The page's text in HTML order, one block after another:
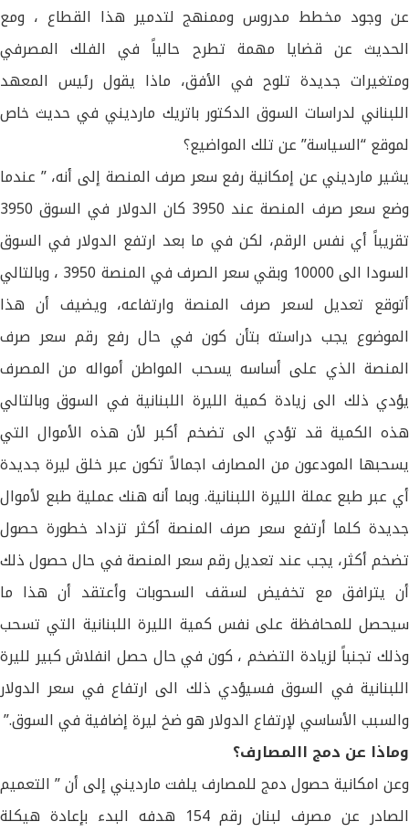
عن وجود مخطط مدروس وممنهج لتدمير هذا القطاع ، ومع
الحديث عن قضايا مهمة تطرح حالياً في الفلك المصرفي
ومتغيرات جديدة تلوح في الأفق، ماذا يقول رئيس المعهد
اللبناني لدراسات السوق الدكتور باتريك مارديني في حديث خاص
لموقع “السياسة” عن تلك المواضيع؟
يشير مارديني عن إمكانية رفع سعر صرف المنصة إلى أنه، ” عندما
وضع سعر صرف المنصة عند 3950 كان الدولار في السوق 3950
تقريباً أي نفس الرقم، لكن في ما بعد ارتفع الدولار في السوق
السودا الى 10000 وبقي سعر الصرف في المنصة 3950 ، وبالتالي
أتوقع تعديل لسعر صرف المنصة وارتفاعه، ويضيف أن هذا
الموضوع يجب دراسته بتأن كون في حال رفع رقم سعر صرف
المنصة الذي على أساسه يسحب المواطن أمواله من المصرف
يؤدي ذلك الى زيادة كمية الليرة اللبنانية في السوق وبالتالي
هذه الكمية قد تؤدي الى تضخم أكبر لأن هذه الأموال التي
يسحبها المودعون من المصارف اجمالاً تكون عبر خلق ليرة جديدة
أي عبر طبع عملة الليرة اللبنانية. وبما أنه هنك عملية طبع لأموال
جديدة كلما أرتفع سعر صرف المنصة أكثر تزداد خطورة حصول
تضخم أكثر، يجب عند تعديل رقم سعر المنصة في حال حصول ذلك
أن يترافق مع تخفيض لسقف السحوبات وأعتقد أن هذا ما
سيحصل للمحافظة على نفس كمية الليرة اللبنانية التي تسحب
وذلك تجنباً لزيادة التضخم ، كون في حال حصل انفلاش كبير لليرة
اللبنانية في السوق فسيؤدي ذلك الى ارتفاع في سعر الدولار
والسبب الأساسي لإرتفاع الدولار هو ضخ ليرة إضافية في السوق.”
وماذا عن دمج االمصارف؟
وعن امكانية حصول دمج للمصارف يلفت مارديني إلى أن ” التعميم
الصادر عن مصرف لبنان رقم 154 هدفه البدء بإعادة هيكلة